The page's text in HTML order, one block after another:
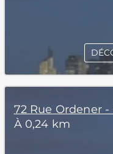
72 Rue Ordener -
À 0,24 km